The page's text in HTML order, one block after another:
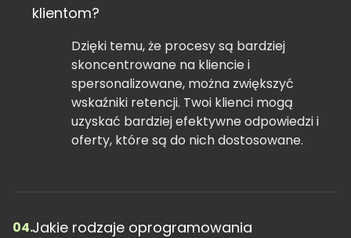
klientom?
Dzięki temu, że procesy są bardziej
skoncentrowane na kliencie i
spersonalizowane, można zwiększyć
wskaźniki retencji. Twoi klienci mogą
uzyskać bardziej efektywne odpowiedzi i
oferty, które są do nich dostosowane.
04.Jakie rodzaje oprogramowania